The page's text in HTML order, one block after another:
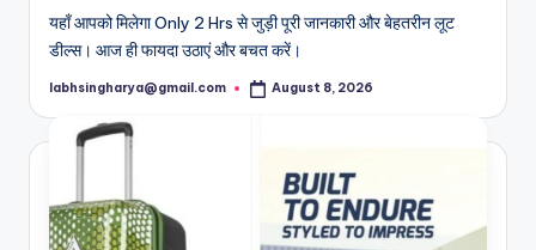
यहाँ आपको मिलेगा Only 2 Hrs से जुड़ी पूरी जानकारी और बेहतरीन लूट
डील्स। आज ही फायदा उठाएं और बचत करें।
Posted
labhsingharya@gmail.com August 8, 2026